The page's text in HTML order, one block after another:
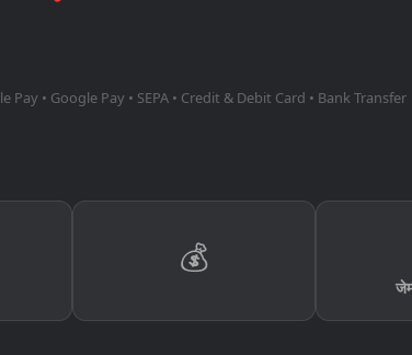
Pay • Google Pay • SEPA • Credit & Debit Card • Bank Transfer
💰